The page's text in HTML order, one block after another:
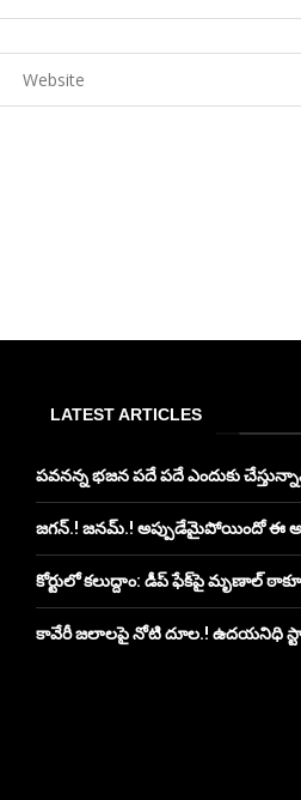
LATEST ARTICLES
పవనన్న భజన పదే పదే ఎందుకు
జగన్.! జనమ్.! అప్పుడేమైపోయిందో ఈ
కోర్టులో కలుద్దాం: డీప్ ఫేక్‌పై మృణాల్
కావేరీ జలాలపై నోటి దూల.! ఉదయనిధి